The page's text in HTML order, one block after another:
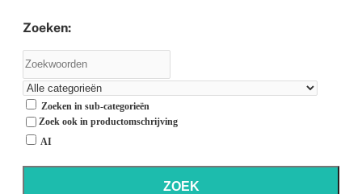
Zoeken:
Zoeken in sub-categorieën
Zoek ook in productomschrijving
AI
ZOEK